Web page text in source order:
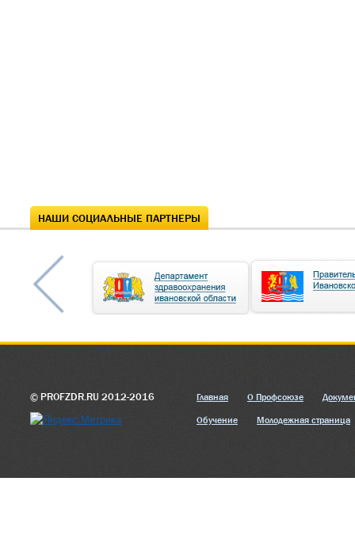
НАШИ СОЦИАЛЬНЫЕ ПАРТНЕРЫ
© PROFZDR.RU 2012-2016 Главная О Профсоюзе
Обучение Молодежная страница